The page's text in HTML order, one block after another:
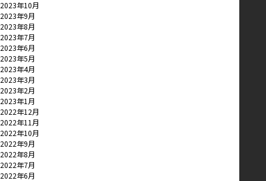
2023年10月
2023年9月
2023年8月
2023年7月
2023年6月
2023年5月
2023年4月
2023年3月
2023年2月
2023年1月
2022年12月
2022年11月
2022年10月
2022年9月
2022年8月
2022年7月
2022年6月